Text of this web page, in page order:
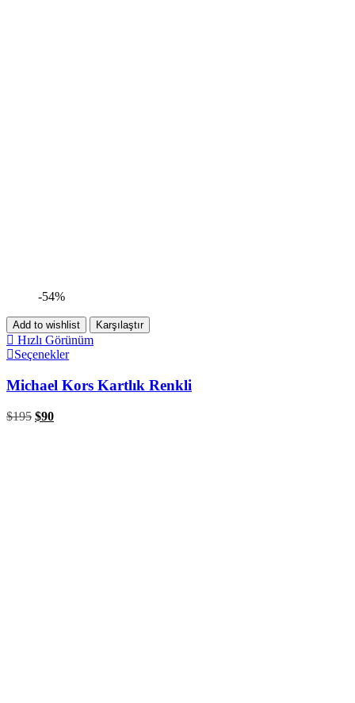
-54%
Add to wishlist Karşılaştır
Hızlı Görünüm
Seçenekler
Michael Kors Kartlık Renkli
$195 $90